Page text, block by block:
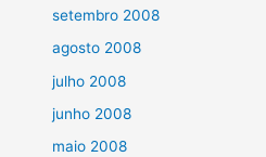
setembro 2008
agosto 2008
julho 2008
junho 2008
maio 2008